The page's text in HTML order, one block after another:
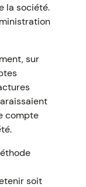
la société.
sur
compte
soit